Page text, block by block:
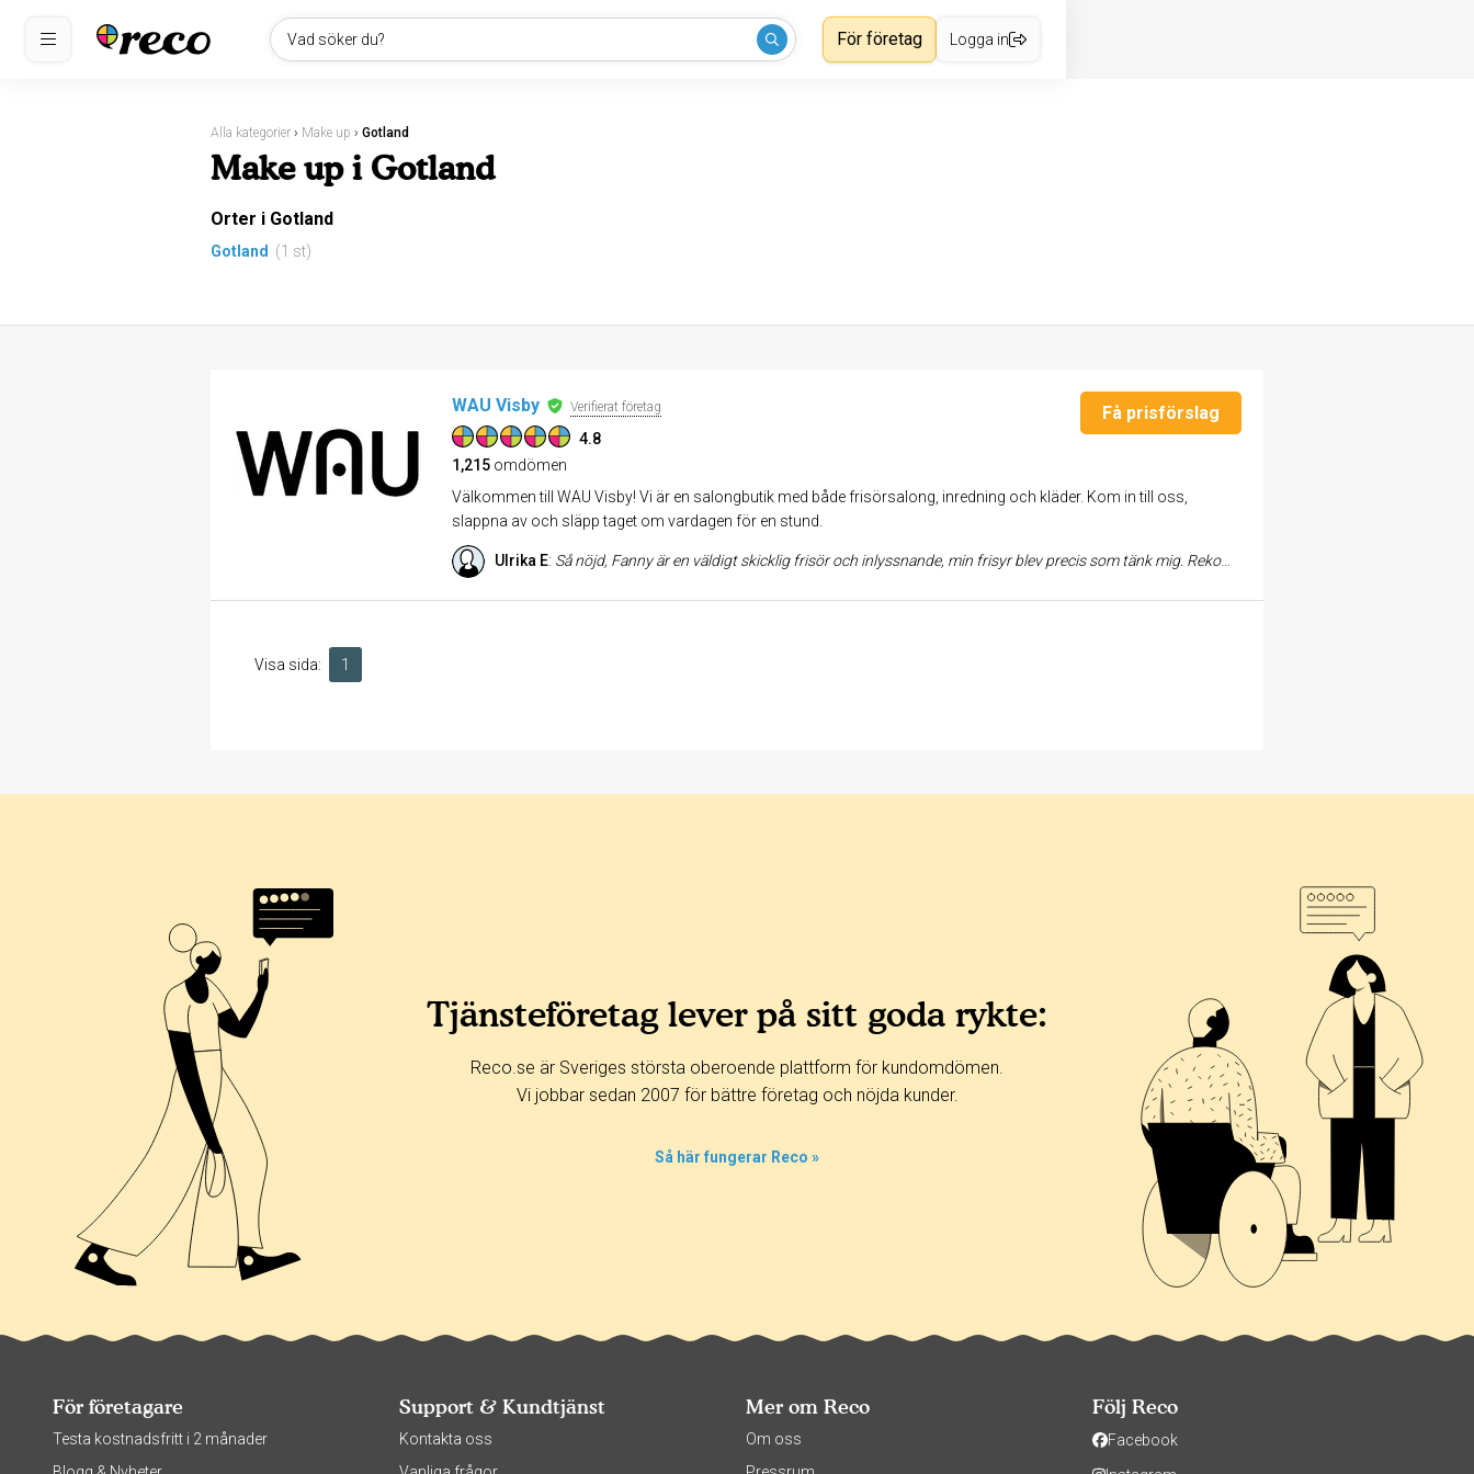
Vad söker du? För företag Logga in
Alla kategorier › Make up › Gotland
Make up i Gotland
Orter i Gotland
Gotland (1 st)
WAU Visby Verifierat företag
4.8
1,215 omdömen
Få prisförslag
Välkommen till WAU Visby! Vi är en salongbutik med både frisörsalong, inredning och kläder. Kom in till oss,
slappna av och släpp taget om vardagen för en stund.
Ulrika E: Så nöjd, Fanny är en väldigt skicklig frisör och inlyssnande, min frisyr blev precis som tänk mig. Rekommenderar henne! Ulrika
Visa sida: 1
Tjänsteföretag lever på sitt goda rykte:
Reco.se är Sveriges största oberoende plattform för kundomdömen.
Vi jobbar sedan 2007 för bättre företag och nöjda kunder.
Så här fungerar Reco »
För företagare
Testa kostnadsfritt i 2 månader
Support & Kundtjänst
Kontakta oss
Mer om Reco
Om oss
Följ Reco
Facebook